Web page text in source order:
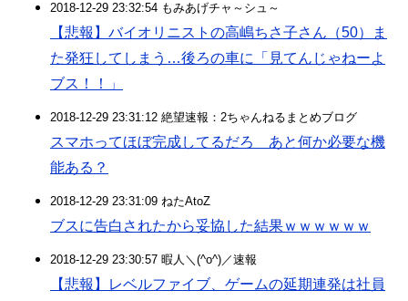
2018-12-29 23:32:54 もみあげチャ～シュ～
【悲報】バイオリニストの高嶋ちさ子さん（50）ま
た発狂してしまう…後ろの車に「見てんじゃねーよ
ブス！！」
2018-12-29 23:31:12 絶望速報：2ちゃんねるまとめブログ
スマホってほぼ完成してるだろ あと何か必要な機
能ある？
2018-12-29 23:31:09 ねたAtoZ
ブスに告白されたから妥協した結果ｗｗｗｗｗｗ
2018-12-29 23:30:57 暇人＼(^o^)／速報
【悲報】レベルファイブ、ゲームの延期連発は社員